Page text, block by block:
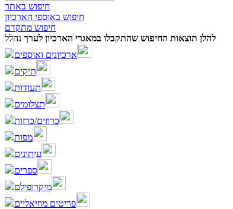
חיפוש באתר
חיפוש באוספי הארכיון
חיפוש מתקדם
להלן תוצאות החיפוש שהתקבלו במאגרי הארכיון לערך נהלל
ארכיונים ואוספים
תיקים
תעודות
תצלומים
כרוזים/כרזות
מפות
עיתונים
ספרים
מיקרופילם
פריטים מוזיאליים